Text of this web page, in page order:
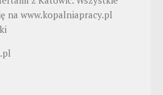
na www.kopalniapracy.pl